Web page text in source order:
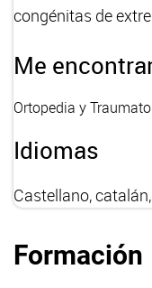
congénitas de
Me
Ortopedia y
Idiomas
Castellano,
Formación